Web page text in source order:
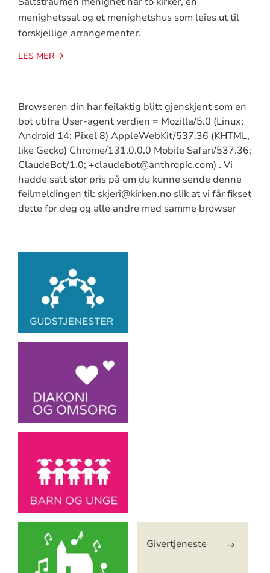
menighetssal og et menighetshus som leies ut til
forskjellige arrangementer.
LES MER
Browseren din har feilaktig blitt gjenskjent som en
bot utifra User-agent verdien = Mozilla/5.0 (Linux;
Android 14; Pixel 8) AppleWebKit/537.36 (KHTML,
like Gecko) Chrome/131.0.0.0 Mobile Safari/537.36;
ClaudeBot/1.0; +claudebot@anthropic.com) . Vi
hadde satt stor pris på om du kunne sende denne
feilmeldingen til: skjeri@kirken.no slik at vi får fikset
dette for deg og alle andre med samme browser
Givertjeneste